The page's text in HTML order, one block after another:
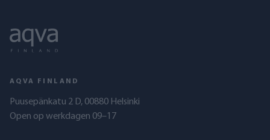
AQVA FINLAND
Puusepänkatu 2 D, 00880 Helsinki
Open op werkdagen 09–17